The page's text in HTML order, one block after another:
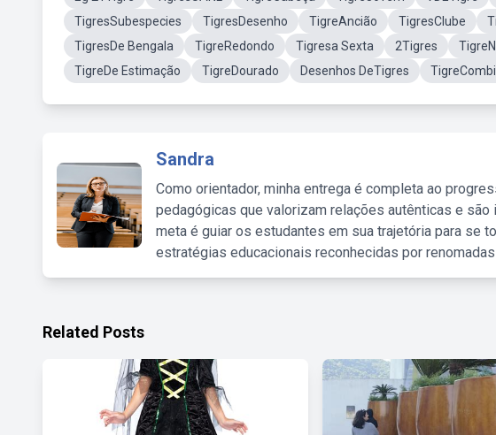
TigresSubespecies
TigresDesenho TigreAncião TigresClube
TigresDe Bengala
TigreRedondo Tigresa Sexta 2Tigres
TigreDe Estimação
TigreDourado Desenhos DeTigres
Sandra
Como orientador, minha entrega é completa ao
pedagógicas que valorizam relações autênticas e
meta é guiar os estudantes em sua trajetória para se
estratégias educacionais reconhecidas por
Related Posts